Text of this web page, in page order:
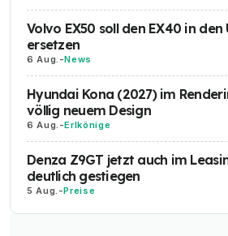
Volvo EX50 soll den EX40 in
ersetzen
6 Aug. -News
Hyundai Kona (2027) im
völlig neuem Design
6 Aug. -Erlkönige
Denza Z9GT jetzt auch im
deutlich gestiegen
5 Aug. -Preise